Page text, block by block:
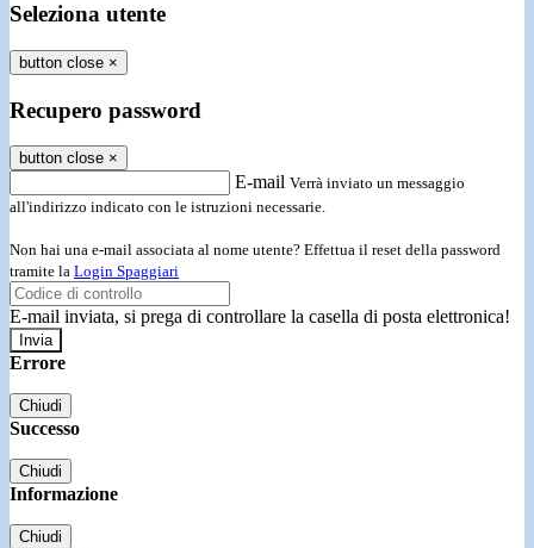
Seleziona utente
button close ×
Recupero password
button close ×
E-mail Verrà inviato un messaggio
all'indirizzo indicato con le istruzioni necessarie.
Non hai una e-mail associata al nome utente? Effettua il reset della password
tramite la Login Spaggiari
E-mail inviata, si prega di controllare la casella di posta elettronica!
Errore
Chiudi
Successo
Chiudi
Informazione
Chiudi